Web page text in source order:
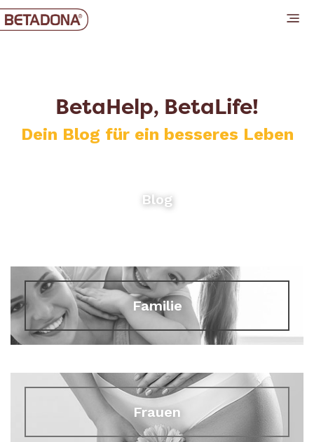
BetaHelp, BetaLife!
Dein Blog für ein besseres Leben
Blog
Familie
Frauen